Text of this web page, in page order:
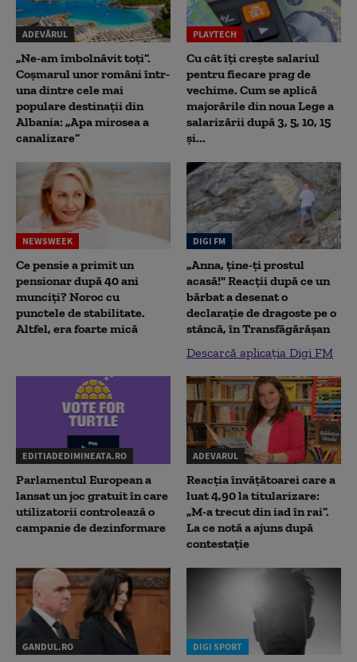
ADEVĂRUL
„Ne-am îmbolnăvit toți”.
Coșmarul unor români într-
una dintre cele mai
populare destinații din
Albania: „Apa mirosea a
canalizare”
PLAYTECH
Cu cât îți crește salariul
pentru fiecare prag de
vechime. Cum se aplică
majorările din noua Lege a
salarizării după 3, 5, 10, 15
și...
NEWSWEEK
Ce pensie a primit un
pensionar după 40 ani
munciți? Noroc cu
punctele de stabilitate.
Altfel, era foarte mică
DIGI FM
„Anna, ţine-ţi prostul
acasă!" Reacţii după ce un
bărbat a desenat o
declaraţie de dragoste pe o
stâncă, în Transfăgărăşan
Descarcă aplicația Digi FM
EDITIADEDIMINEATA.RO
Parlamentul European a
lansat un joc gratuit în care
utilizatorii controlează o
campanie de dezinformare
ADEVARUL
Reacția învățătoarei care a
luat 4,90 la titularizare:
„M-a trecut din iad în rai”.
La ce notă a ajuns după
contestație
GANDUL.RO DIGI SPORT